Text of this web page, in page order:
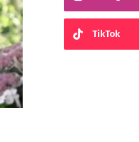
TikTok